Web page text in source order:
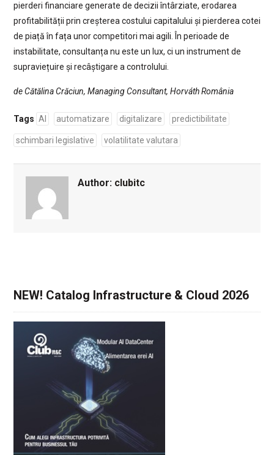
pierderi financiare generate de decizii întârziate, erodarea
profitabilității prin creșterea costului capitalului și pierderea cotei
de piață în fața unor competitori mai agili. În perioade de
instabilitate, consultanța nu este un lux, ci un instrument de
supraviețuire și recâștigare a controlului.
de Cătălina Crăciun, Managing Consultant, Horváth România
Tags AI automatizare digitalizare predictibilitate
schimbari legislative volatilitate valutara
Author: clubitc
NEW! Catalog Infrastructure & Cloud 2026